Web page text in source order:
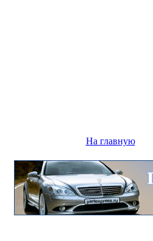
На главную